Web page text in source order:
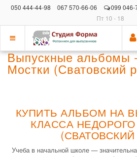
050 444-44-98 067 570-66-06 099 046-
Пт 10 - 18
Показать
меню
Выпускные альбомы
Мостки (Сватовский
КУПИТЬ АЛЬБОМ НА
КЛАССА
Учеба в начальной школе —